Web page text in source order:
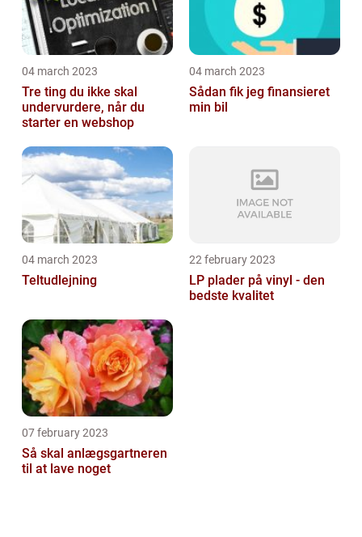
04 march 2023
Tre ting du ikke skal
undervurdere, når du
starter en webshop
04 march 2023
Sådan fik jeg finansieret
min bil
04 march 2023
Teltudlejning
22 february 2023
LP plader på vinyl - den
bedste kvalitet
07 february 2023
Så skal anlægsgartneren
til at lave noget